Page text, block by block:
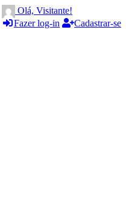
Olá, Visitante!
Fazer log-in
Cadastrar-se